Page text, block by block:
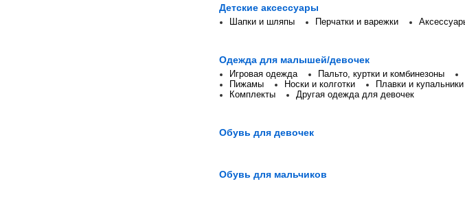
Детские аксессуары
Шапки и шляпы Перчатки и варежки
Одежда для малышей/девочек
Игровая одежда Пальто, куртки и комбинезоны
Пижамы
Носки и колготки Плавки и купальники
Комплекты
Другая одежда для девочек
Обувь для девочек
Обувь для мальчиков